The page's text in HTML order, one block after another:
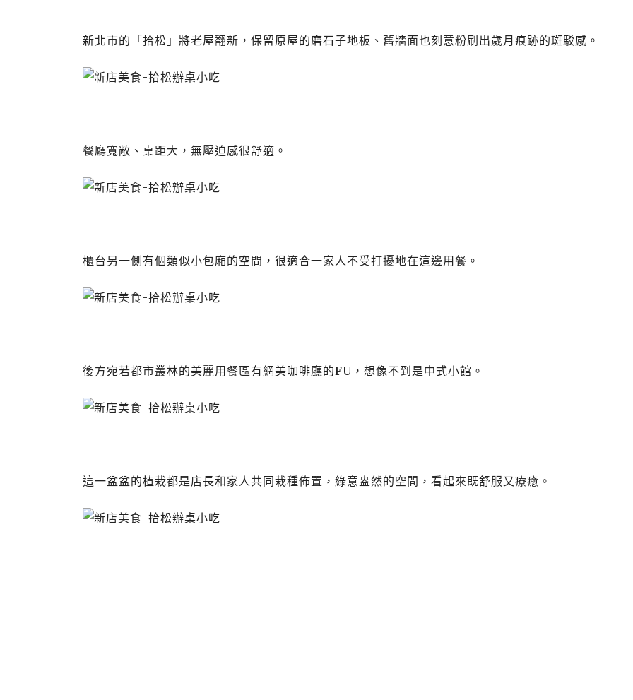
新北市的「拾松」將老屋翻新，保留原屋的磨石子地板、舊牆面也刻意粉刷出歲月痕跡的斑駁感。
餐廳寬敞、桌距大，無壓迫感很舒適。
櫃台另一側有個類似小包廂的空間，很適合一家人不受打擾地在這邊用餐。
後方宛若都市叢林的美麗用餐區有網美咖啡廳的FU，想像不到是中式小館。
這一盆盆的植栽都是店長和家人共同栽種佈置，綠意盎然的空間，看起來既舒服又療癒。